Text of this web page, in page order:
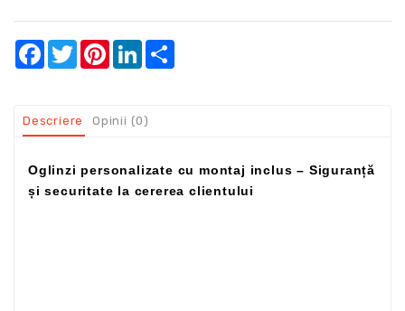
Facebook
TwitterPinterestLinkedIn
Descriere Opinii (0)
Oglinzi personalizate cu montaj inclus – Siguranță
și securitate la cererea clientului